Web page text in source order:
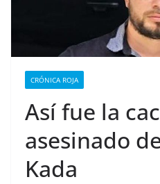
CRÓNICA ROJA
Así fue la
asesinado
Kada